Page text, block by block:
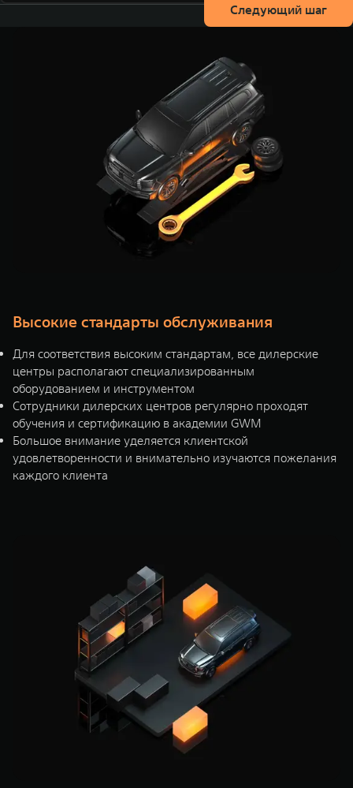
Следующий шаг
Высокие стандарты обслуживания
Для соответствия высоким стандартам, все дилерские
центры располагают специализированным
оборудованием и инструментом
Сотрудники дилерских центров регулярно проходят
обучения и сертификацию в академии GWM
Большое внимание уделяется клиентской
удовлетворенности и внимательно изучаются пожелания
каждого клиента